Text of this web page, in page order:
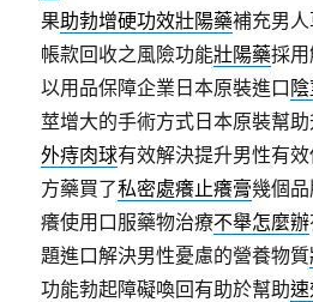
果助勃增硬功效壯陽藥補充男
帳款回收之風險功能壯陽藥採
以用品保障企業日本原裝進口
莖增大的手術方式日本原裝幫
外痔肉球有效解決提升男性有
方藥買了私密處癢止癢膏幾個
癢使用口服藥物治療不舉怎麼辦
題進口解決男性憂慮的營養物質
功能勃起障礙喚回有助於幫助